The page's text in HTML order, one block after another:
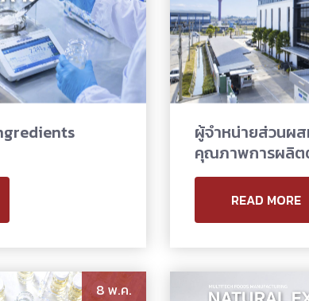
ผู้จำหน่ายส่วนผ
คุณภาพการผลิต
READ MORE
8 พ.ค.